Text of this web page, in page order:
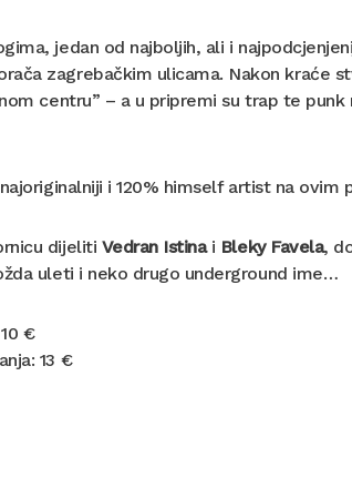
jedan od najboljih, ali i
zagrebačkim ulicama. Nakon kraće
centru” – a u pripremi su trap te
i 120% himself artist na ovim
dijeliti Vedran Istinai Bleky Favela,
uleti i neko drugo underground ime…
€
13 €